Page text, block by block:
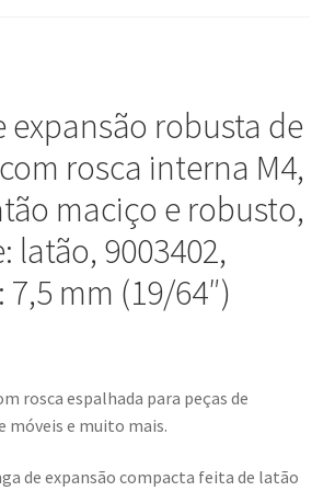
expansão robusta de
rosca interna M4,
maciço e robusto,
latão, 9003402,
mm (19/64″)
rosca espalhada para peças de
móveis e muito mais.
de expansão compacta feita de latão